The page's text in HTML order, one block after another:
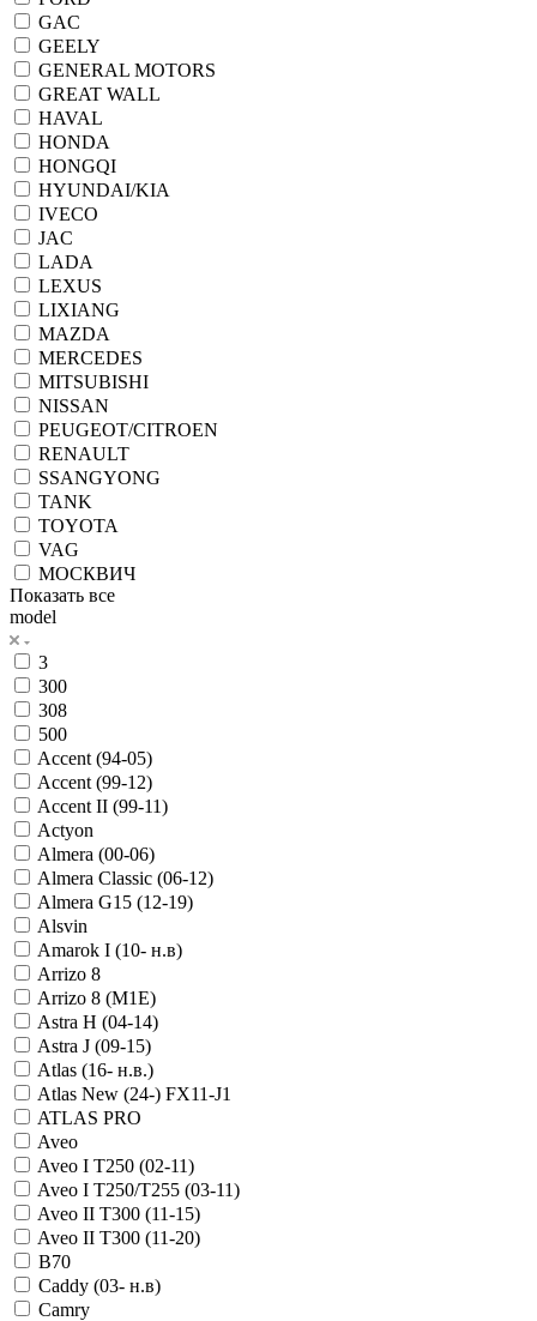
GAC
GEELY
GENERAL MOTORS
GREAT WALL
HAVAL
HONDA
HONGQI
HYUNDAI/KIA
IVECO
JAC
LADA
LEXUS
LIXIANG
MAZDA
MERCEDES
MITSUBISHI
NISSAN
PEUGEOT/CITROEN
RENAULT
SSANGYONG
TANK
TOYOTA
VAG
МОСКВИЧ
Показать все
model
3
300
308
500
Accent (94-05)
Accent (99-12)
Accent II (99-11)
Actyon
Almera (00-06)
Almera Classic (06-12)
Almera G15 (12-19)
Alsvin
Amarok I (10- н.в)
Arrizo 8
Arrizo 8 (M1E)
Astra H (04-14)
Astra J (09-15)
Atlas (16- н.в.)
Atlas New (24-) FX11-J1
ATLAS PRO
Aveo
Aveo I T250 (02-11)
Aveo I T250/T255 (03-11)
Aveo II T300 (11-15)
Aveo II T300 (11-20)
B70
Caddy (03- н.в)
Camry